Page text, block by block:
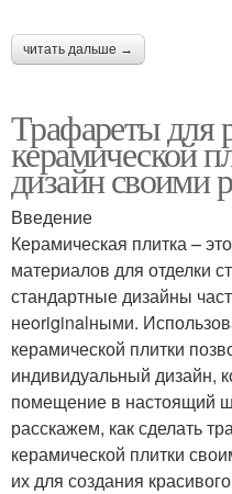
читать дальше →
Трафареты для
керамической
дизайн своими
Введение
Керамическая плитка –
материалов для отделки
стандартные дизайны
неoriginalными.
керамической плитки
индивидуальный дизайн,
помещение в настоящий
расскажем, как сделать
керамической плитки
их для создания